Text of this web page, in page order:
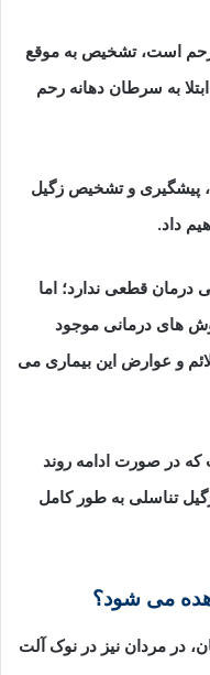
است، تشخیص به موقع
به سرطان دهانه رحم
پیشگیری و تشخیص زگیل
داد.
درمان قطعی ندارد؛ اما
های درمانی موجود
و عوارض این بیماری می
در صورت ادامه روند
تناسلی به طور کامل
می شود؟
در مردان نیز در نوک آلت